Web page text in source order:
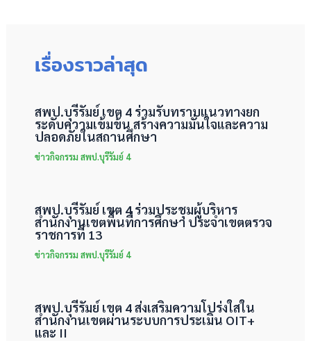
เรื่องราวล่าสุด
สพป.บุรีรัมย์ เขต 4 ร่วมรับทราบแนวทางยก
ระดับความเข้มข้น สร้างความมั่นใจและความ
ปลอดภัยในสถานศึกษา
ข่าวกิจกรรม สพป.บุรีรัมย์ 4
สพป.บุรีรัมย์ เขต 4 ร่วมประชุมผู้บริหาร
สำนักงานเขตพื้นที่การศึกษา ประจำเขตตรวจ
ราชการที่ 13
ข่าวกิจกรรม สพป.บุรีรัมย์ 4
สพป.บุรีรัมย์ เขต 4 ส่งเสริมความโปร่งใสใน
สำนักงานเขตผ่านระบบการประเมิน OIT+
และ II